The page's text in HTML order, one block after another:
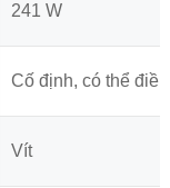
241 W
Cố định, có thể
Vít